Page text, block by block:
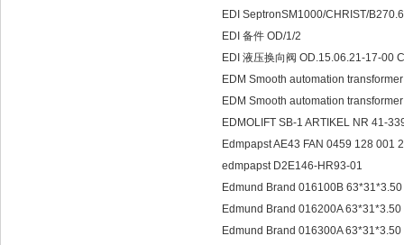
EDI SeptronSM1000/CHRIST/
EDI 备件 OD/1/2
EDI 液压换向阀 OD.15.06.21-17-00
EDM Smooth automation
EDM Smooth automation
EDMOLIFT SB-1 ARTIKEL NR 41-
Edmpapst AE43 FAN 0459 128 001
edmpapst D2E146-HR93-01
Edmund Brand 016100B
Edmund Brand 016200A
Edmund Brand 016300A